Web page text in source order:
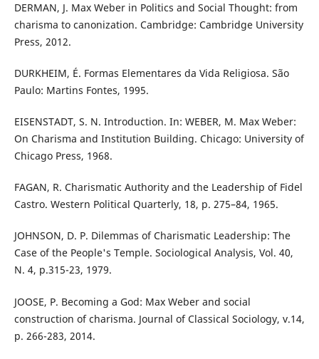
DERMAN, J. Max Weber in Politics and Social Thought: from
charisma to canonization. Cambridge: Cambridge University
Press, 2012.
DURKHEIM, É. Formas Elementares da Vida Religiosa. São
Paulo: Martins Fontes, 1995.
EISENSTADT, S. N. Introduction. In: WEBER, M. Max Weber:
On Charisma and Institution Building. Chicago: University of
Chicago Press, 1968.
FAGAN, R. Charismatic Authority and the Leadership of Fidel
Castro. Western Political Quarterly, 18, p. 275–84, 1965.
JOHNSON, D. P. Dilemmas of Charismatic Leadership: The
Case of the People's Temple. Sociological Analysis, Vol. 40,
N. 4, p.315-23, 1979.
JOOSE, P. Becoming a God: Max Weber and social
construction of charisma. Journal of Classical Sociology, v.14,
p. 266-283, 2014.